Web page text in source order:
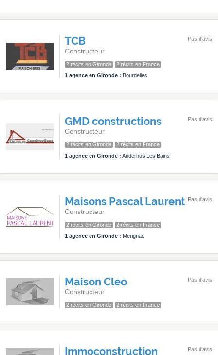
TCB
Constructeur
2 récits en Gironde
2 récits en France
1 agence en Gironde : Bourdelles
Pas d'avis
GMD constructions
Constructeur
2 récits en Gironde
2 récits en France
1 agence en Gironde : Andernos Les Bains
Pas d'avis
Maisons Pascal Laurent
Constructeur
2 récits en Gironde
2 récits en France
1 agence en Gironde : Merignac
Pas d'avis
Maison Cleo
Constructeur
2 récits en Gironde 2 récits en France
Pas d'avis
Immoconstruction Pas d'avis